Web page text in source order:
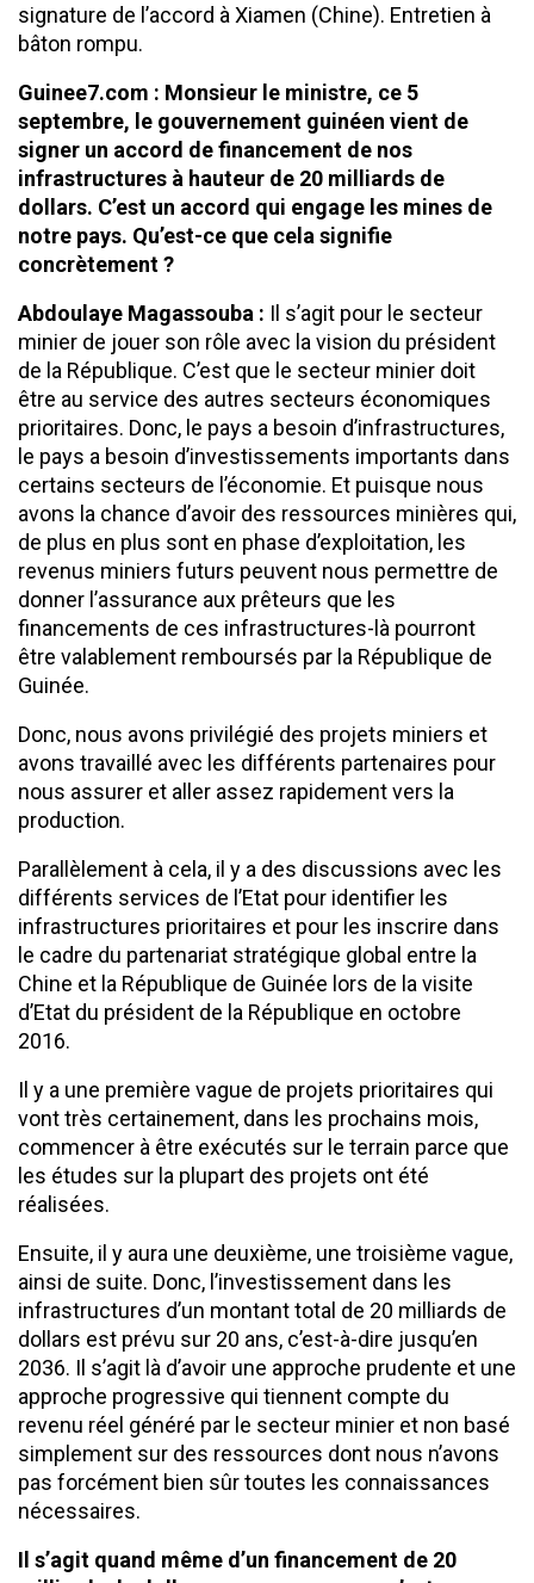
signature de l’accord à Xiamen (Chine). Entretien à
bâton rompu.
Guinee7.com : Monsieur le ministre, ce 5
septembre, le gouvernement guinéen vient de
signer un accord de financement de nos
infrastructures à hauteur de 20 milliards de
dollars. C’est un accord qui engage les mines de
notre pays. Qu’est-ce que cela signifie
concrètement ?
Abdoulaye Magassouba : Il s’agit pour le secteur
minier de jouer son rôle avec la vision du président
de la République. C’est que le secteur minier doit
être au service des autres secteurs économiques
prioritaires. Donc, le pays a besoin d’infrastructures,
le pays a besoin d’investissements importants dans
certains secteurs de l’économie. Et puisque nous
avons la chance d’avoir des ressources minières qui,
de plus en plus sont en phase d’exploitation, les
revenus miniers futurs peuvent nous permettre de
donner l’assurance aux prêteurs que les
financements de ces infrastructures-là pourront
être valablement remboursés par la République de
Guinée.
Donc, nous avons privilégié des projets miniers et
avons travaillé avec les différents partenaires pour
nous assurer et aller assez rapidement vers la
production.
Parallèlement à cela, il y a des discussions avec les
différents services de l’Etat pour identifier les
infrastructures prioritaires et pour les inscrire dans
le cadre du partenariat stratégique global entre la
Chine et la République de Guinée lors de la visite
d’Etat du président de la République en octobre
2016.
Il y a une première vague de projets prioritaires qui
vont très certainement, dans les prochains mois,
commencer à être exécutés sur le terrain parce que
les études sur la plupart des projets ont été
réalisées.
Ensuite, il y aura une deuxième, une troisième vague,
ainsi de suite. Donc, l’investissement dans les
infrastructures d’un montant total de 20 milliards de
dollars est prévu sur 20 ans, c’est-à-dire jusqu’en
2036. Il s’agit là d’avoir une approche prudente et une
approche progressive qui tiennent compte du
revenu réel généré par le secteur minier et non basé
simplement sur des ressources dont nous n’avons
pas forcément bien sûr toutes les connaissances
nécessaires.
Il s’agit quand même d’un financement de 20